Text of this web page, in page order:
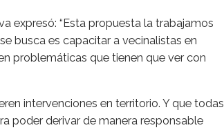
expresó: “Esta propuesta la trabajamos
busca es capacitar a vecinalistas en
problemáticas que tienen que ver con
intervenciones en territorio. Y que todas
poder derivar de manera responsable